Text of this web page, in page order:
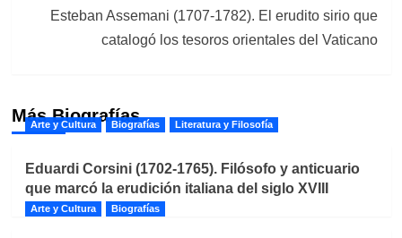
Esteban Assemani (1707-1782). El erudito sirio que
catalogó los tesoros orientales del Vaticano
Más Biografías
Arte y Cultura Biografías Literatura y Filosofía
Eduardi Corsini (1702-1765). Filósofo y anticuario
que marcó la erudición italiana del siglo XVIII
Arte y Cultura Biografías